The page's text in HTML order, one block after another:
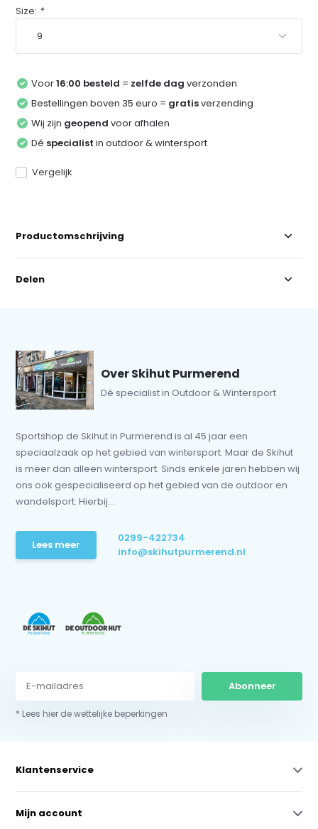
Size: *
Voor16:00 besteld = zelfde dag verzonden
Bestellingen boven 35 euro = gratisverzending
Wij zijn geopend voor afhalen
Dé specialist in outdoor & wintersport
Vergelijk
Productomschrijving
Delen
Over Skihut Purmerend
Dé specialist in Outdoor & Wintersport
Sportshop de Skihut in Purmerend is al 45 jaar een
speciaalzaak op het gebied van wintersport. Maar de Skihut
is meer dan alleen wintersport. Sinds enkele jaren hebben wij
ons ook gespecialiseerd op het gebied van de outdoor en
wandelsport. Hierbij...
Lees meer
0299-422734
info@skihutpurmerend.nl
Abonneer
* Lees hier de wettelijke beperkingen
Klantenservice
Mijn account